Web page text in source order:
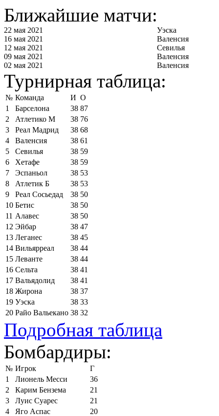
Ближайшие матчи:
22 мая 2021
Уэска
16 мая 2021
Валенсия
12 мая 2021
Севилья
09 мая 2021
Валенсия
02 мая 2021
Валенсия
Турнирная таблица:
№ Команда И О
1
Барселона 38 87
2
Атлетико М 38 76
3
Реал Мадрид 38 68
4
Валенсия 38 61
5
Севилья 38 59
6
Хетафе 38 59
7
Эспаньол 38 53
8
Атлетик Б 38 53
9
Реал Сосьедад 38 50
10 Бетис 38 50
11 Алавес 38 50
12 Эйбар 38 47
13 Леганес 38 45
14 Вильярреал 38 44
15 Леванте 38 44
16 Сельта 38 41
17 Вальядолид 38 41
18 Жирона 38 37
19 Уэска 38 33
20 Райо Вальекано 38 32
Подробная таблица
Бомбардиры:
№ Игрок
Г
1
Лионель Месси
36
2
Карим Бензема
21
3
Луис Суарес
21
4
Яго Аспас
20